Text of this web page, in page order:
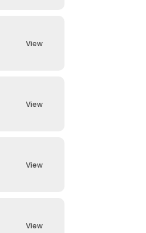
View
View
View
View